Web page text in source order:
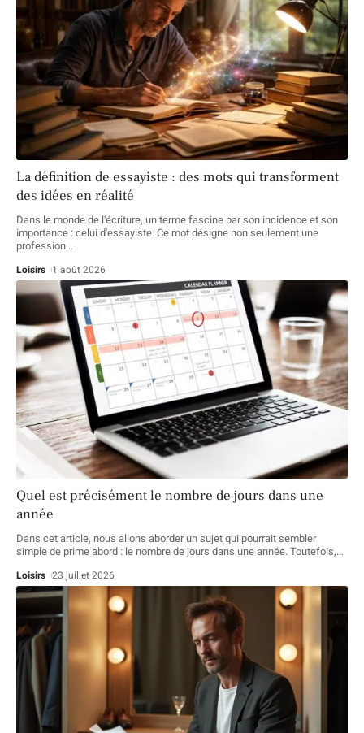
La définition de essayiste : des mots qui transforment
des idées en réalité
Dans le monde de l'écriture, un terme fascine par son incidence et son
importance : celui d'essayiste. Ce mot désigne non seulement une
profession…
Loisirs 1 août 2026
Quel est précisément le nombre de jours dans une
année
Dans cet article, nous allons aborder un sujet qui pourrait sembler
simple de prime abord : le nombre de jours dans une année. Toutefois,…
Loisirs 23 juillet 2026